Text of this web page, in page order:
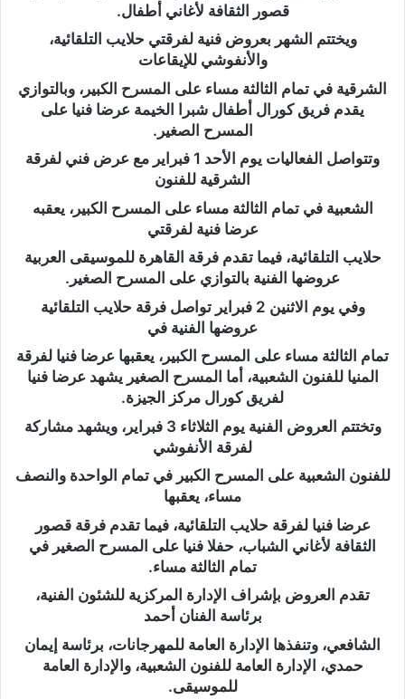
قصور الثقافة لأغاني أطفال.
ويختتم الشهر بعروض فنية لفرقتي حلايب التلقائية،
والأنفوشي للإيقاعات
الشرقية في تمام الثالثة مساء على المسرح الكبير، وبالتوازي
يقدم فريق كورال أطفال شبرا الخيمة عرضا فنيا على
المسرح الصغير.
وتتواصل الفعاليات يوم الأحد 1 فبراير مع عرض فني لفرقة
الشرقية للفنون
الشعبية في تمام الثالثة مساء على المسرح الكبير، يعقبه
عرضا فنية لفرقتي
حلايب التلقائية، فيما تقدم فرقة القاهرة للموسيقى العربية
عروضها الفنية بالتوازي على المسرح الصغير.
وفي يوم الاثنين 2 فبراير تواصل فرقة حلايب التلقائية
عروضها الفنية في
تمام الثالثة مساء على المسرح الكبير، يعقبها عرضا فنيا لفرقة
المنيا للفنون الشعبية، أما المسرح الصغير يشهد عرضا فنيا
لفريق كورال مركز الجيزة.
وتختتم العروض الفنية يوم الثلاثاء 3 فبراير، ويشهد مشاركة
لفرقة الأنفوشي
للفنون الشعبية على المسرح الكبير في تمام الواحدة والنصف
مساء، يعقبها
عرضا فنيا لفرقة حلايب التلقائية، فيما تقدم فرقة قصور
الثقافة لأغاني الشباب، حفلا فنيا على المسرح الصغير في
تمام الثالثة مساء.
تقدم العروض بإشراف الإدارة المركزية للشئون الفنية،
برئاسة الفنان أحمد
الشافعي، وتنفذها الإدارة العامة للمهرجانات، برئاسة إيمان
حمدي، الإدارة العامة للفنون الشعبية، والإدارة العامة
للموسيقى.